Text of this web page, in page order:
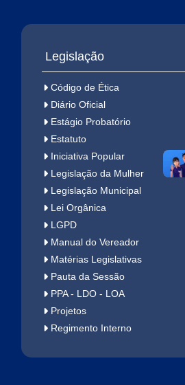
Legislação
Código de Ética
Diário Oficial
Estágio Probatório
Estatuto
Iniciativa Popular
Legislação da Mulher
Legislação Municipal
Lei Orgânica
LGPD
Manual do Vereador
Matérias Legislativas
Pauta da Sessão
PPA - LDO - LOA
Projetos
Regimento Interno